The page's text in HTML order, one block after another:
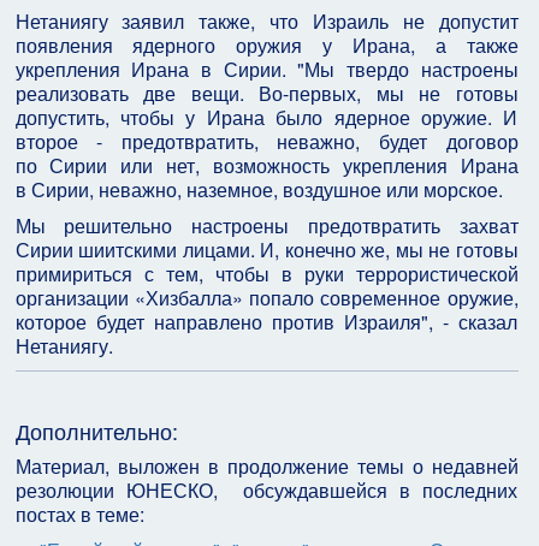
Нетаниягу заявил также, что Израиль не допустит
появления ядерного оружия у Ирана, а также
укрепления Ирана в Сирии. "Мы твердо настроены
реализовать две вещи. Во-первых, мы не готовы
допустить, чтобы у Ирана было ядерное оружие. И
второе - предотвратить, неважно, будет договор
по Сирии или нет, возможность укрепления Ирана
в Сирии, неважно, наземное, воздушное или морское.
Мы решительно настроены предотвратить захват
Сирии шиитскими лицами. И, конечно же, мы не готовы
примириться с тем, чтобы в руки террористической
организации «Хизбалла» попало современное оружие,
которое будет направлено против Израиля", - сказал
Нетаниягу.
Дополнительно:
Материал, выложен в продолжение темы о недавней
резолюции ЮНЕСКО, обсуждавшейся в последних
постах в теме: